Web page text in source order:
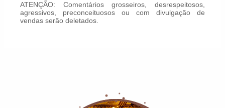
ATENÇÃO: Comentários grosseiros, desrespeitosos,
agressivos, preconceituosos ou com divulgação de
vendas serão deletados.